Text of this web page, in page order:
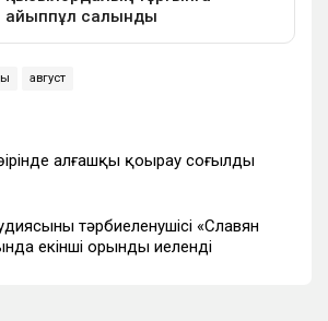
август
алғашқы қоңырау соғылды
тәрбиеленушісі «Славян
екінші орынды иеленді